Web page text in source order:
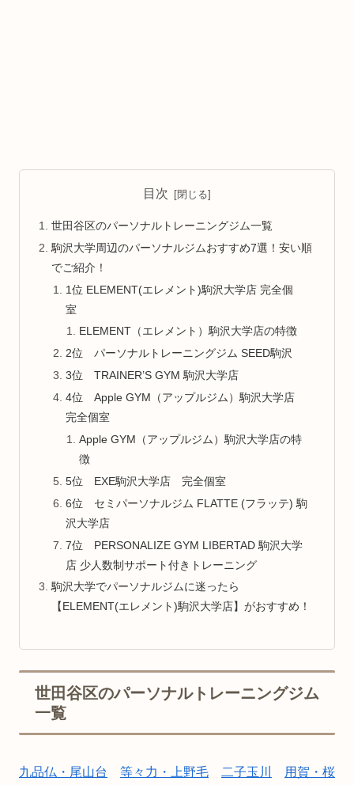
目次
世田谷区のパーソナルトレーニングジム一覧
駒沢大学周辺のパーソナルジムおすすめ7選！安い順
でご紹介！
1位 ELEMENT(エレメント)駒沢大学店 完全個
室
ELEMENT（エレメント）駒沢大学店の特徴
2位 パーソナルトレーニングジム SEED駒沢
3位 TRAINER’S GYM 駒沢大学店
4位 Apple GYM（アップルジム）駒沢大学店
完全個室
Apple GYM（アップルジム）駒沢大学店の特
徴
5位 EXE駒沢大学店 完全個室
6位 セミパーソナルジム FLATTE (フラッテ) 駒
沢大学店
7位 PERSONALIZE GYM LIBERTAD 駒沢大学
店 少人数制サポート付きトレーニング
駒沢大学でパーソナルジムに迷ったら
【ELEMENT(エレメント)駒沢大学店】がおすすめ！
世田谷区のパーソナルトレーニングジム
一覧
九品仏・尾山台 等々力・上野毛 二子玉川
用賀・桜